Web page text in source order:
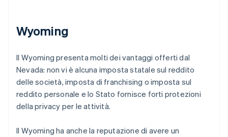
Wyoming
Il Wyoming presenta molti dei vantaggi offerti dal
Nevada: non vi è alcuna imposta statale sul reddito
delle società, imposta di franchising o imposta sul
reddito personale e lo Stato fornisce forti protezioni
della privacy per le attività.
Il Wyoming ha anche la reputazione di avere un